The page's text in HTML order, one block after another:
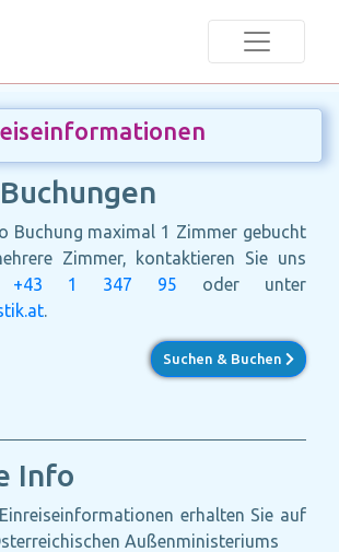
Buchung maximal 1 Zimmer gebucht
Zimmer, kontaktieren Sie uns
+43 1 347 95
oder unter
.
Suchen & Buchen
Info
erhalten Sie auf
Außenministeriums